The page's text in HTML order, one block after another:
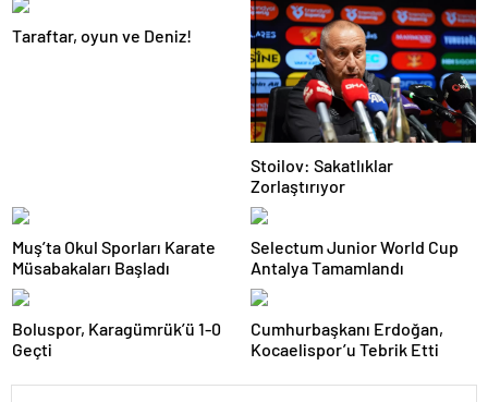
Taraftar, oyun ve Deniz!
Stoilov: Sakatlıklar
Zorlaştırıyor
Muş’ta Okul Sporları Karate
Müsabakaları Başladı
Selectum Junior World Cup
Antalya Tamamlandı
Boluspor, Karagümrük’ü 1-0
Geçti
Cumhurbaşkanı Erdoğan,
Kocaelispor’u Tebrik Etti